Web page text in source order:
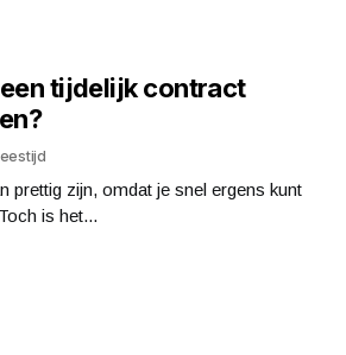
tijdelijk contract
prettig zijn, omdat je snel ergens kunt
is het...